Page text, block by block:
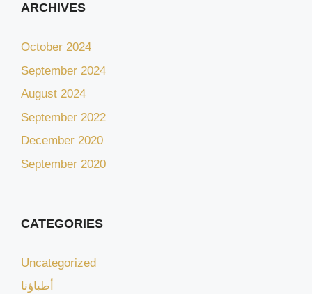
ARCHIVES
October 2024
September 2024
August 2024
September 2022
December 2020
September 2020
CATEGORIES
Uncategorized
أطباؤنا